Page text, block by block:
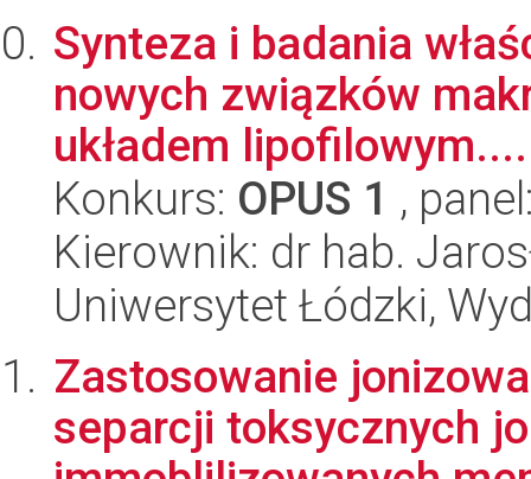
Synteza i badania
nowych związków
układem lipofilowym....
Konkurs: OPUS 1 ,
Kierownik: dr hab.
Uniwersytet Łódzki,
Zastosowanie
separcji toksycznych